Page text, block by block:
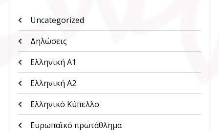
Uncategorized
Δηλώσεις
Ελληνική Α1
Ελληνική Α2
Ελληνικό Κύπελλο
Ευρωπαϊκό πρωτάθλημα